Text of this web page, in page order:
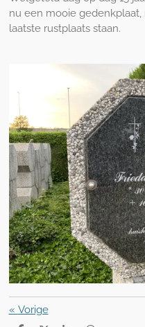
nu een mooie
laatste rustplaats staan.
« Vorige